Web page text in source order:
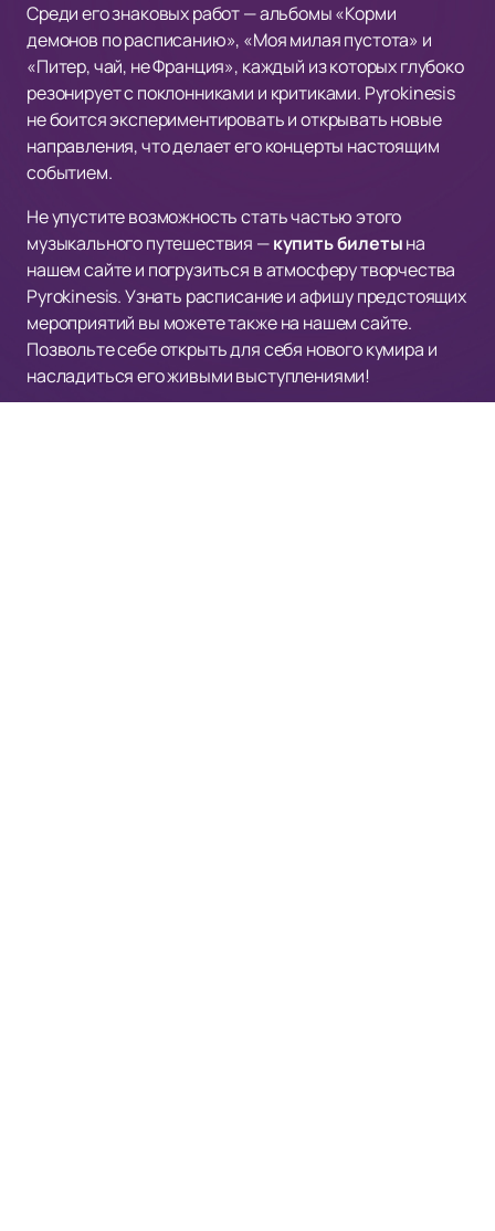
Среди его знаковых работ — альбомы «Корми
демонов по расписанию», «Моя милая пустота» и
«Питер, чай, не Франция», каждый из которых глубоко
резонирует с поклонниками и критиками. Pyrokinesis
не боится экспериментировать и открывать новые
направления, что делает его концерты настоящим
событием.
Не упустите возможность стать частью этого
музыкального путешествия —купить билетына
нашем сайте и погрузиться в атмосферу творчества
Pyrokinesis. Узнать расписание и афишу предстоящих
мероприятий вы можете также на нашем сайте.
Позвольте себе открыть для себя нового кумира и
насладиться его живыми выступлениями!